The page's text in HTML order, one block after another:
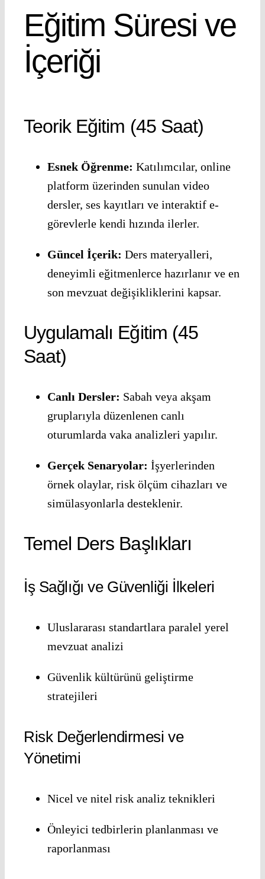
Eğitim Süresi ve
İçeriği
Teorik Eğitim (45 Saat)
Esnek Öğrenme: Katılımcılar, online
platform üzerinden sunulan video
dersler, ses kayıtları ve interaktif e-
görevlerle kendi hızında ilerler.
Güncel İçerik: Ders materyalleri,
deneyimli eğitmenlerce hazırlanır ve en
son mevzuat değişikliklerini kapsar.
Uygulamalı Eğitim (45
Saat)
Canlı Dersler: Sabah veya akşam
gruplarıyla düzenlenen canlı
oturumlarda vaka analizleri yapılır.
Gerçek Senaryolar: İşyerlerinden
örnek olaylar, risk ölçüm cihazları ve
simülasyonlarla desteklenir.
Temel Ders Başlıkları
İş Sağlığı ve Güvenliği İlkeleri
Uluslararası standartlara paralel yerel
mevzuat analizi
Güvenlik kültürünü geliştirme
stratejileri
Risk Değerlendirmesi ve
Yönetimi
Nicel ve nitel risk analiz teknikleri
Önleyici tedbirlerin planlanması ve
raporlanması